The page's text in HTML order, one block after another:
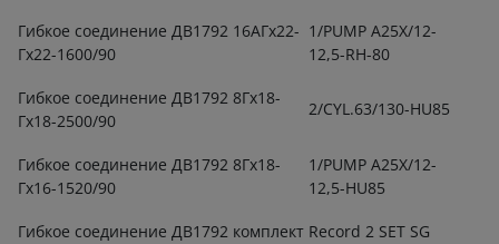
Гибкое соединение ДВ1792 16АГх22-
Гх22-1600/90
1/PUMP A25X/12-
12,5-RH-80
Гибкое соединение ДВ1792 8Гх18-
Гх18-2500/90
2/CYL.63/130-HU85
Гибкое соединение ДВ1792 8Гх18-
Гх16-1520/90
1/PUMP A25X/12-
12,5-HU85
Гибкое соединение ДВ1792 комплект Record 2 SET SG